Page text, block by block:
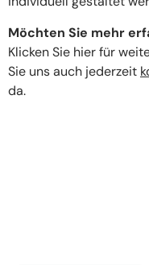
Möchten Sie mehr
Klicken Sie hier für
Sie uns auch jederzeit
da.